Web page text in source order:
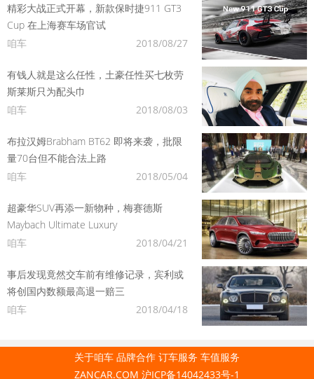
精彩大战正式开幕，新款保时捷911 GT3
Cup 在上海赛车场官试
咱车
2018/08/27
有钱人就是这么任性，土豪任性买七枚劳
斯莱斯只为配头巾
咱车
2018/08/03
布拉汉姆Brabham BT62 即将来袭，批限
量70台但不能合法上路
咱车
2018/05/04
超豪华SUV再添一新物种，梅赛德斯
Maybach Ultimate Luxury
咱车
2018/04/21
事后发现竟然交车前有维修记录，宾利或
将创国内数额最高退一赔三
咱车
2018/04/18
关于咱车 品牌合作 订车服务 车值服务
ZANCAR.COM 沪ICP备14042433号-1